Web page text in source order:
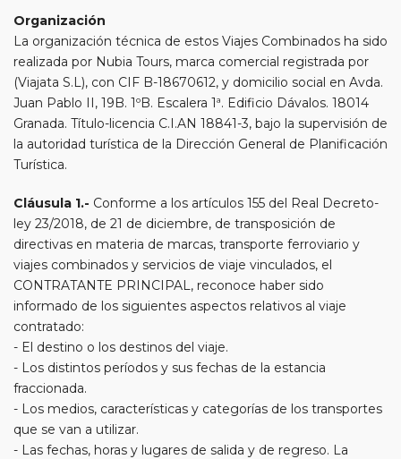
Organización
La organización técnica de estos Viajes Combinados ha sido
realizada por Nubia Tours, marca comercial registrada por
(Viajata S.L), con CIF B-18670612, y domicilio social en Avda.
Juan Pablo II, 19B. 1ºB. Escalera 1ª. Edificio Dávalos. 18014
Granada. Título-licencia C.I.AN 18841-3, bajo la supervisión de
la autoridad turística de la Dirección General de Planificación
Turística.
Cláusula 1.- Conforme a los artículos 155 del Real Decreto-
ley 23/2018, de 21 de diciembre, de transposición de
directivas en materia de marcas, transporte ferroviario y
viajes combinados y servicios de viaje vinculados, el
CONTRATANTE PRINCIPAL, reconoce haber sido
informado de los siguientes aspectos relativos al viaje
contratado:
- El destino o los destinos del viaje.
- Los distintos períodos y sus fechas de la estancia
fraccionada.
- Los medios, características y categorías de los transportes
que se van a utilizar.
- Las fechas, horas y lugares de salida y de regreso. La